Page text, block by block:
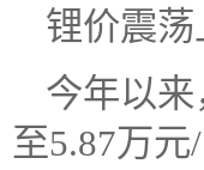
锂价震
今年以
至5.87万